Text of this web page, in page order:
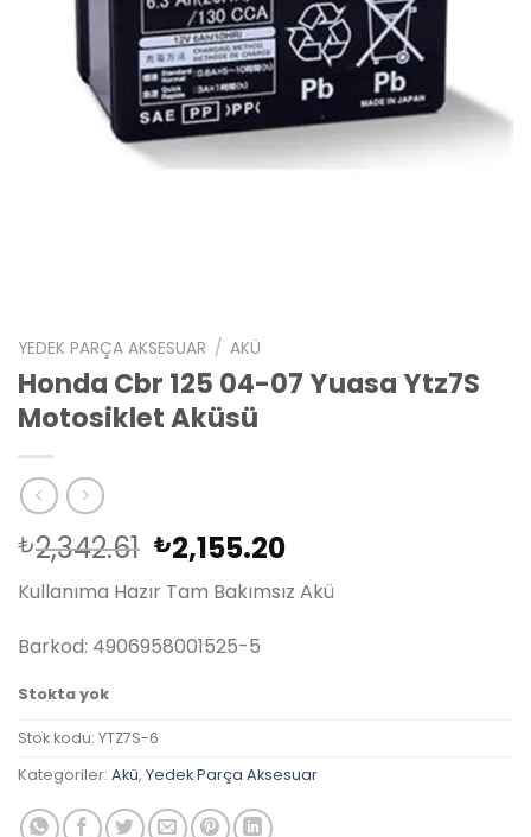
YEDEK PARÇA AKSESUAR / AKÜ
Honda Cbr 125 04-07 Yuasa Ytz7S
Motosiklet Aküsü
₺2,342.61 Orijinal
fiyat:
₺2,342.61.
₺2,155.20Şu
andaki
fiyat:
Kullanıma Hazır Tam Bakımsız Akü
Barkod: 4906958001525-5
Stokta yok
Stok kodu: YTZ7S-6
Kategoriler: Akü, Yedek Parça Aksesuar